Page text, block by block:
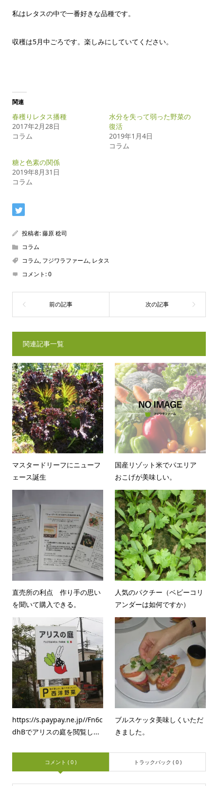
私はレタスの中で一番好きな品種です。
収穫は5月中ごろです。楽しみにしていてください。
関連
春穫りレタス播種
2017年2月28日
コラム
水分を失って弱った野菜の
復活
2019年1月4日
コラム
糖と色素の関係
2019年8月31日
コラム
投稿者:藤原 稔司
コラム
コラム, フジワラファーム, レタス
コメント:0
関連記事一覧
マスタードリーフにニューフ
ェース誕生
国産リゾット米でパエリア
おこげが美味しい。
直売所の利点 作り手の思い
を聞いて購入できる。
人気のパクチー（ベビーコリ
アンダーは如何ですか）
https://s.paypay.ne.jp//Fn6c
dhBでアリスの庭を閲覧し...
ブルスケッタ美味しくいただ
きました。
コメント ( 0 ) トラックバック ( 0 )